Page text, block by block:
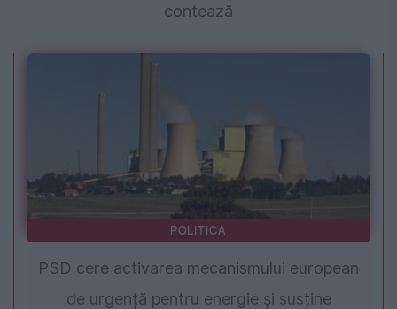
contează
POLITICA
PSD cere activarea mecanismului european
de urgență pentru energie și susține